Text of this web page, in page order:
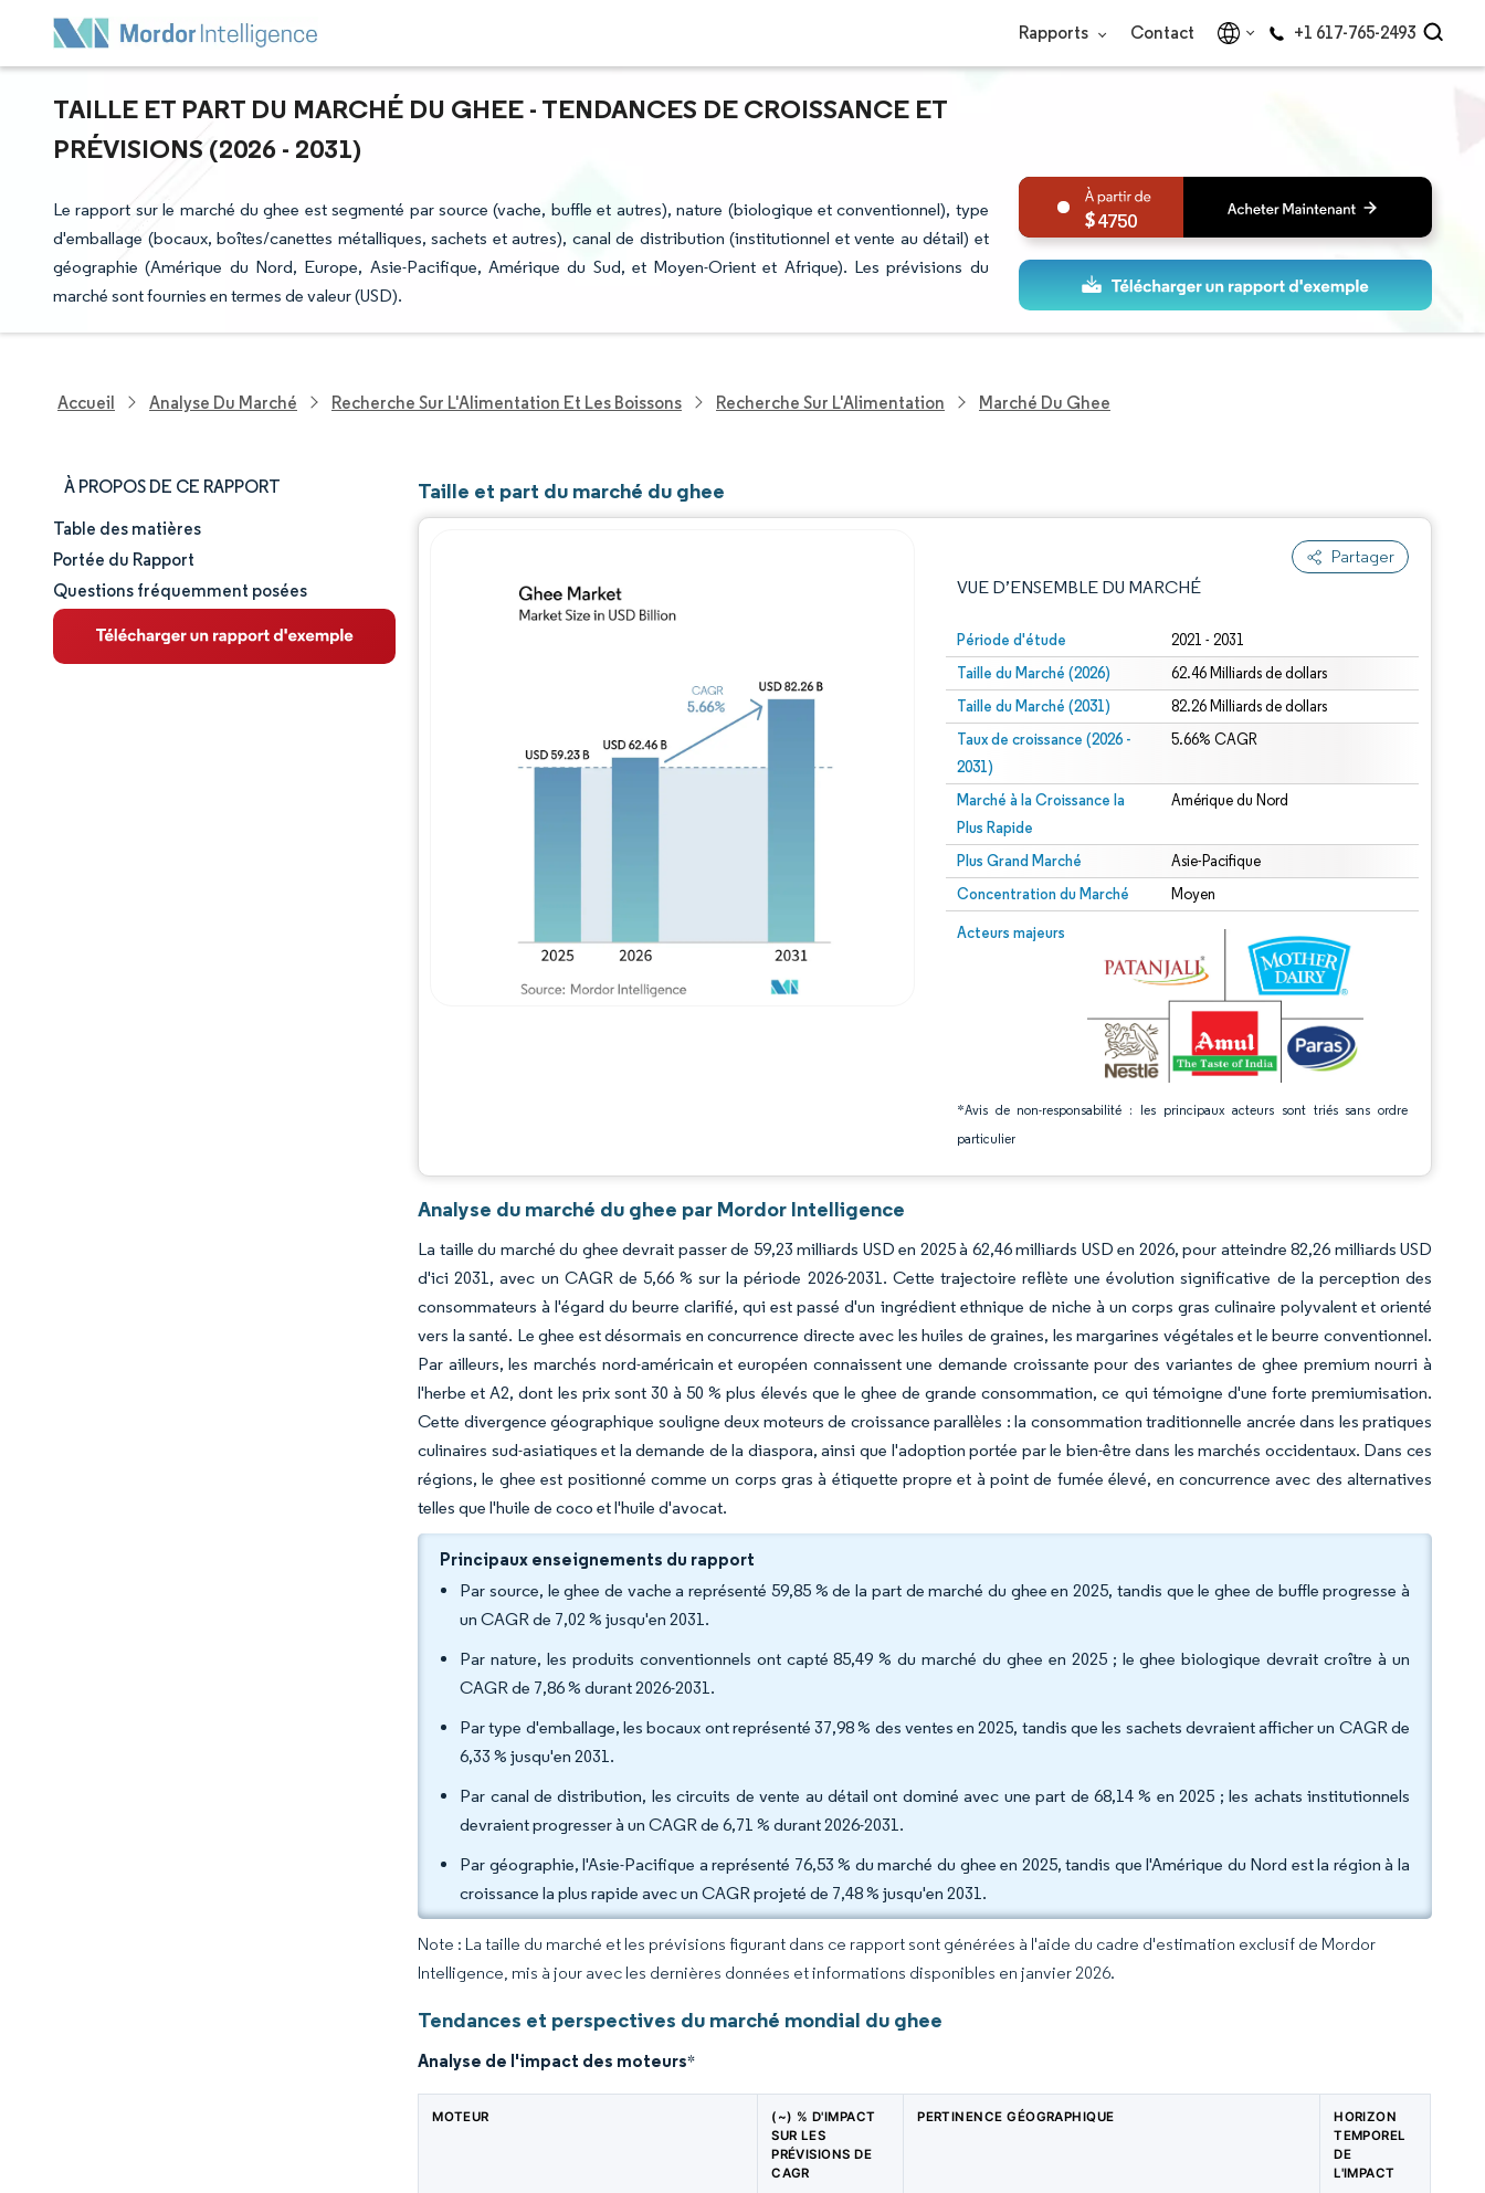
Rapports Contact +1 617-765-2493
TAILLE ET PART DU MARCHÉ DU GHEE - TENDANCES DE CROISSANCE ET
PRÉVISIONS (2026 - 2031)
Le rapport sur le marché du ghee est segmenté par source (vache, buffle et autres), nature (biologique et conventionnel), type
d'emballage (bocaux, boîtes/canettes métalliques, sachets et autres), canal de distribution (institutionnel et vente au détail) et
géographie (Amérique du Nord, Europe, Asie-Pacifique, Amérique du Sud, et Moyen-Orient et Afrique). Les prévisions du
marché sont fournies en termes de valeur (USD).
4750
Accueil Analyse Du Marché Recherche Sur L'Alimentation Et Les Boissons Recherche Sur L'Alimentation Marché Du Ghee
À PROPOS DE CE RAPPORT
Taille et part de marché
Analyse du marché
Tendances et perspectives
Table des matières
Portée du Rapport
Questions fréquemment posées
Taille et part du marché du ghee
Partager
VUE D’ENSEMBLE DU MARCHÉ
Période d'étude 2021 - 2031
Taille du Marché (2026) 62.46 Milliards de dollars
Taille du Marché (2031) 82.26 Milliards de dollars
Taux de croissance (2026 -
2031)
5.66% CAGR
Marché à la Croissance la
Plus Rapide
Amérique du Nord
Plus Grand Marché Asie-Pacifique
Concentration du Marché Moyen
Acteurs majeurs
*Avis de non-responsabilité : les principaux acteurs sont triés sans ordre
particulier
Image © Mordor Intelligence. La réutilisation nécessite une attribution sous CC BY 4.0.
Image © Mordor Intelligence. La réutilisation nécessite une attribution sous CC BY 4.0.
Analyse du marché du ghee par Mordor Intelligence
La taille du marché du ghee devrait passer de 59,23 milliards USD en 2025 à 62,46 milliards USD en 2026, pour atteindre 82,26 milliards USD
d'ici 2031, avec un CAGR de 5,66 % sur la période 2026-2031. Cette trajectoire reflète une évolution significative de la perception des
consommateurs à l'égard du beurre clarifié, qui est passé d'un ingrédient ethnique de niche à un corps gras culinaire polyvalent et orienté
vers la santé. Le ghee est désormais en concurrence directe avec les huiles de graines, les margarines végétales et le beurre conventionnel.
Par ailleurs, les marchés nord-américain et européen connaissent une demande croissante pour des variantes de ghee premium nourri à
l'herbe et A2, dont les prix sont 30 à 50 % plus élevés que le ghee de grande consommation, ce qui témoigne d'une forte premiumisation.
Cette divergence géographique souligne deux moteurs de croissance parallèles : la consommation traditionnelle ancrée dans les pratiques
culinaires sud-asiatiques et la demande de la diaspora, ainsi que l'adoption portée par le bien-être dans les marchés occidentaux. Dans ces
régions, le ghee est positionné comme un corps gras à étiquette propre et à point de fumée élevé, en concurrence avec des alternatives
telles que l'huile de coco et l'huile d'avocat.
Principaux enseignements du rapport
Par source, le ghee de vache a représenté 59,85 % de la part de marché du ghee en 2025, tandis que le ghee de buffle progresse à
un CAGR de 7,02 % jusqu'en 2031.
Par nature, les produits conventionnels ont capté 85,49 % du marché du ghee en 2025 ; le ghee biologique devrait croître à un
CAGR de 7,86 % durant 2026-2031.
Par type d'emballage, les bocaux ont représenté 37,98 % des ventes en 2025, tandis que les sachets devraient afficher un CAGR de
6,33 % jusqu'en 2031.
Par canal de distribution, les circuits de vente au détail ont dominé avec une part de 68,14 % en 2025 ; les achats institutionnels
devraient progresser à un CAGR de 6,71 % durant 2026-2031.
Par géographie, l'Asie-Pacifique a représenté 76,53 % du marché du ghee en 2025, tandis que l'Amérique du Nord est la région à la
croissance la plus rapide avec un CAGR projeté de 7,48 % jusqu'en 2031.
Note : La taille du marché et les prévisions figurant dans ce rapport sont générées à l'aide du cadre d'estimation exclusif de Mordor
Intelligence, mis à jour avec les dernières données et informations disponibles en janvier 2026.
Tendances et perspectives du marché mondial du ghee
Analyse de l'impact des moteurs*
MOTEUR
(~) % D'IMPACT
SUR LES
PRÉVISIONS DE
CAGR
PERTINENCE GÉOGRAPHIQUE
HORIZON
TEMPOREL
DE
L'IMPACT